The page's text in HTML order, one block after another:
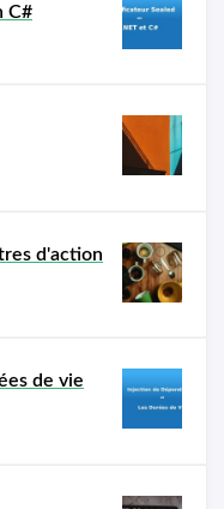
C#
d'action
de vie